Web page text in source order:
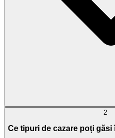
2
Ce tipuri de cazare poți